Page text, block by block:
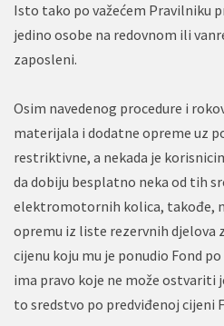
Isto tako po važećem Pravilniku
jedino osobe na redovnom ili
zaposleni.
Osim navedenog procedure i
materijala i dodatne opreme uz
restriktivne, a nekada je
da dobiju besplatno neka od tih
elektromotornih kolica, takođe,
opremu iz liste rezervnih djelova
cijenu koju mu je ponudio Fond
ima pravo koje ne može ostvariti
to sredstvo po predviđenoj cijeni